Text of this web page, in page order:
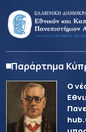
Παράρτημα
Ο